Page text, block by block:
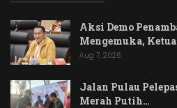
Aksi Demo
Mengemuka,
Aug 7, 2026
Jalan Pulau
Merah Putih…